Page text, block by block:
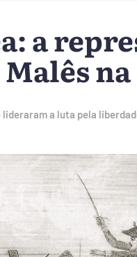
a
a luta pela